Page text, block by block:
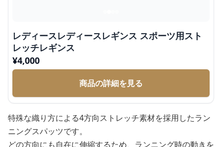
レディースレディースレギンス スポーツ用スト
レッチレギンス
¥4,000
商品の詳細を見る
特殊な織り方による4方向ストレッチ素材を採用したラン
ニングスパッツです。
どの方向にも自在に伸縮するため、ランニング時の動きを